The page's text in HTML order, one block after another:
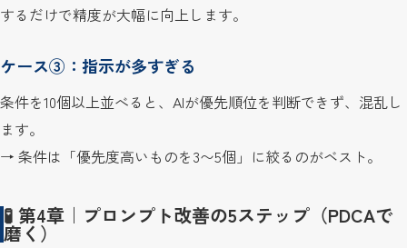
するだけで精度が大幅に向上します。
ケース③：指示が多すぎる
条件を10個以上並べると、AIが優先順位を判断できず、混乱し
ます。
→ 条件は「優先度高いものを3〜5個」に絞るのがベスト。
🧪 第4章｜プロンプト改善の5ステップ（PDCAで
磨く）